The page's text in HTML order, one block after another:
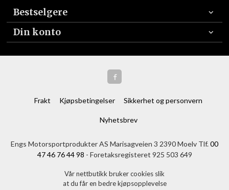
Bestselgere
Din konto
Frakt Kjøpsbetingelser Sikkerhet og personvern
Nyhetsbrev
Engs Motorsportprodukter AS Marisagveien 3 2390 Moelv Tlf.00
47 46 76 44 98 - Foretaksregisteret 925 503 649
Vår nettbutikk bruker cookies slik
at du får en bedre kjøpsopplevelse